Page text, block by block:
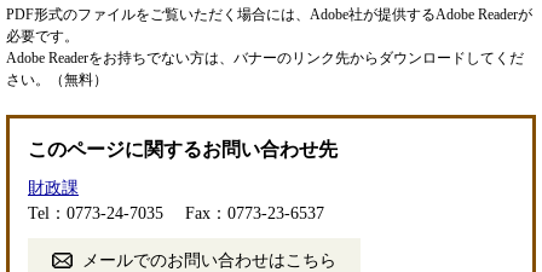
PDF形式のファイルをご覧いただく場合には、Adobe社が提供するAdobe Readerが
必要です。
Adobe Readerをお持ちでない方は、バナーのリンク先からダウンロードしてくだ
さい。（無料）
このページに関するお問い合わせ先
財政課
Tel：0773-24-7035
Fax：0773-23-6537
メールでのお問い合わせはこちら